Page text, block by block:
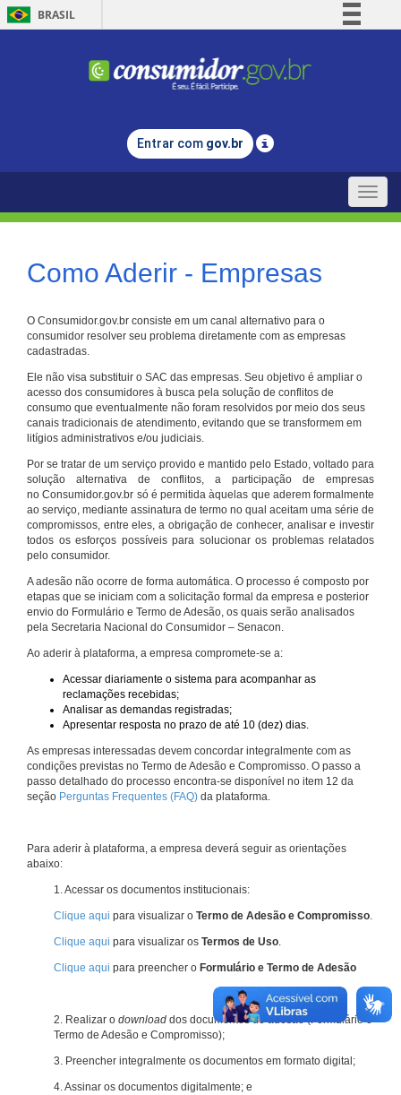
BRASIL
Comunica BR
Legislação
Entrar com gov.br
Toggle
Como Aderir - Empresas
O Consumidor.gov.br consiste em um canal alternativo para o
consumidor resolver seu problema diretamente com as empresas
cadastradas.
Ele não visa substituir o SAC das empresas. Seu objetivo é ampliar o
acesso dos consumidores à busca pela solução de conflitos de
consumo que eventualmente não foram resolvidos por meio dos seus
canais tradicionais de atendimento, evitando que se transformem em
litígios administrativos e/ou judiciais.
Por se tratar de um serviço provido e mantido pelo Estado, voltado para
solução alternativa de conflitos, a participação de empresas
no Consumidor.gov.br só é permitida àquelas que aderem formalmente
ao serviço, mediante assinatura de termo no qual aceitam uma série de
compromissos, entre eles, a obrigação de conhecer, analisar e investir
todos os esforços possíveis para solucionar os problemas relatados
pelo consumidor.
A adesão não ocorre de forma automática. O processo é composto por
etapas que se iniciam com a solicitação formal da empresa e posterior
envio do Formulário e Termo de Adesão, os quais serão analisados
pela Secretaria Nacional do Consumidor – Senacon.
Ao aderir à plataforma, a empresa compromete-se a:
Acessar diariamente o sistema para acompanhar as
reclamações recebidas;
Analisar as demandas registradas;
Apresentar resposta no prazo de até 10 (dez) dias.
As empresas interessadas devem concordar integralmente com as
condições previstas no Termo de Adesão e Compromisso. O passo a
passo detalhado do processo encontra-se disponível no item 12 da
seção Perguntas Frequentes (FAQ) da plataforma.
Para aderir à plataforma, a empresa deverá seguir as orientações
abaixo:
1. Acessar os documentos institucionais:
Clique aqui para visualizar o Termo de Adesão e Compromisso.
Clique aqui para visualizar os Termos de Uso.
Clique aqui para preencher o Formulário e Termo de Adesão
2. Realizar o download dos documentos de adesão (Formulário e
Termo de Adesão e Compromisso);
3. Preencher integralmente os documentos em formato digital;
4. Assinar os documentos digitalmente; e